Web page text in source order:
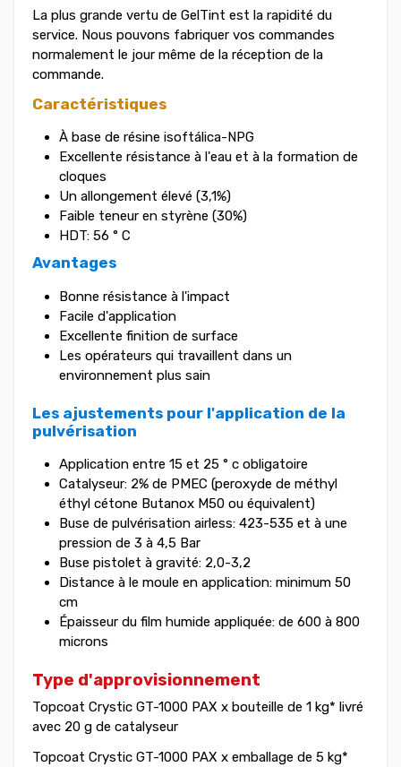
La plus grande vertu de GelTint est la rapidité du
service. Nous pouvons fabriquer vos commandes
normalement le jour même de la réception de la
commande.
Caractéristiques
À base de résine isoftálica-NPG
Excellente résistance à l'eau et à la formation de
cloques
Un allongement élevé (3,1%)
Faible teneur en styrène (30%)
HDT: 56 ° C
Avantages
Bonne résistance à l'impact
Facile d'application
Excellente finition de surface
Les opérateurs qui travaillent dans un
environnement plus sain
Les ajustements pour l'application de la
pulvérisation
Application entre 15 et 25 ° c obligatoire
Catalyseur: 2% de PMEC (peroxyde de méthyl
éthyl cétone Butanox M50 ou équivalent)
Buse de pulvérisation airless: 423-535 et à une
pression de 3 à 4,5 Bar
Buse pistolet à gravité: 2,0-3,2
Distance à le moule en application: minimum 50
cm
Épaisseur du film humide appliquée: de 600 à 800
microns
Type d'approvisionnement
Topcoat Crystic GT-1000 PAX x bouteille de 1 kg* livré
avec 20 g de catalyseur
Topcoat Crystic GT-1000 PAX x emballage de 5 kg*